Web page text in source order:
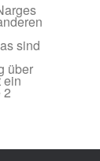
sind
über
ein
2